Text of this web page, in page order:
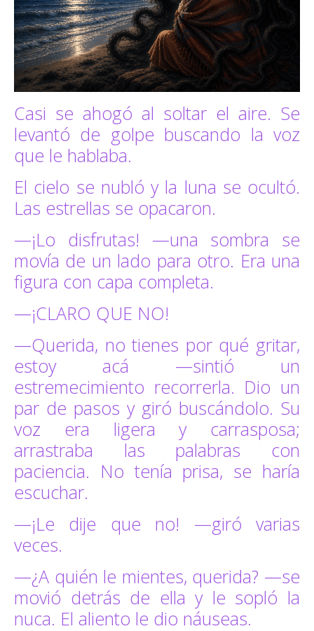
Casi se ahogó al soltar el aire. Se
levantó de golpe buscando la voz
que le hablaba.
El cielo se nubló y la luna se ocultó.
Las estrellas se opacaron.
—¡Lo disfrutas! —una sombra se
movía de un lado para otro. Era una
figura con capa completa.
—¡CLARO QUE NO!
—Querida, no tienes por qué gritar,
estoy acá —sintió un
estremecimiento recorrerla. Dio un
par de pasos y giró buscándolo. Su
voz era ligera y carrasposa;
arrastraba las palabras con
paciencia. No tenía prisa, se haría
escuchar.
—¡Le dije que no! —giró varias
veces.
—¿A quién le mientes, querida? —se
movió detrás de ella y le sopló la
nuca. El aliento le dio náuseas.